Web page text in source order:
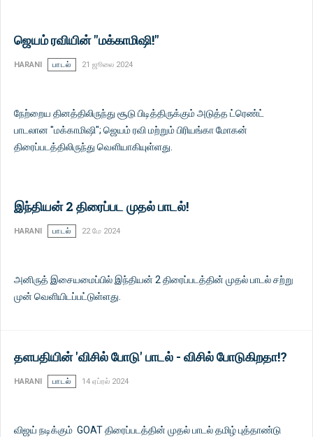
ஜெயம் ரவியின் "மக்காமிஷி!"
HARANI பாடல் 21 ஜூலை 2024
நேற்றைய தினத்திலிருந்து சூடு பிடித்திருக்கும் அடுத்த ட்ரெண்ட்
பாடலான "மக்காமிஷி"; ஜெயம் ரவி மற்றும் பிரியங்கா மோகன்
திரைப்படத்திலிருந்து வெளியாகியுள்ளது.
இந்தியன் 2 திரைப்பட முதல் பாடல்!
HARANI பாடல் 22 மே 2024
அனிருத் இசையமைப்பில் இந்தியன் 2 திரைப்படத்தின் முதல் பாடல் சற்று
முன் வெளியிடப்பட்டுள்ளது.
தளபதியின் 'விசில் போடு' பாடல் - விசில் போடுகிறதா!?
HARANI பாடல் 14 ஏப்ரல் 2024
விஜய் நடிக்கும் GOAT திரைப்படத்தின் முதல் பாடல் தமிழ் புத்தாண்டு